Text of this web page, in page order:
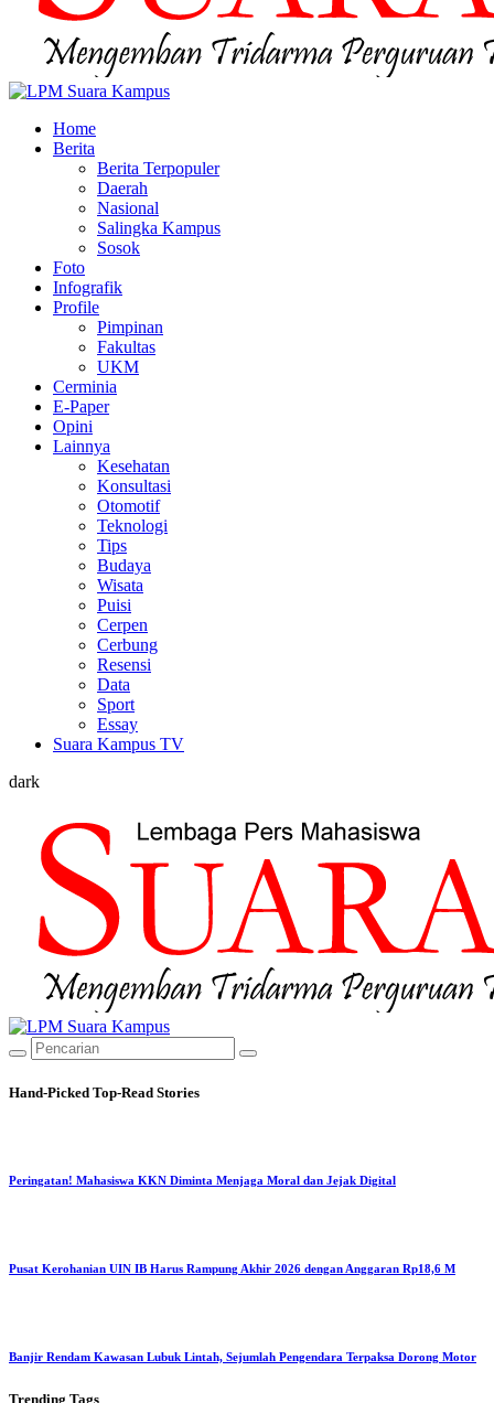
Home
Berita
Berita Terpopuler
Daerah
Nasional
Salingka Kampus
Sosok
Foto
Infografik
Profile
Pimpinan
Fakultas
UKM
Cerminia
E-Paper
Opini
Lainnya
Kesehatan
Konsultasi
Otomotif
Teknologi
Tips
Budaya
Wisata
Puisi
Cerpen
Cerbung
Resensi
Data
Sport
Essay
Suara Kampus TV
dark
Hand-Picked Top-Read Stories
Peringatan! Mahasiswa KKN Diminta Menjaga Moral dan Jejak Digital
Pusat Kerohanian UIN IB Harus Rampung Akhir 2026 dengan Anggaran Rp18,6 M
Banjir Rendam Kawasan Lubuk Lintah, Sejumlah Pengendara Terpaksa Dorong Motor
Trending Tags